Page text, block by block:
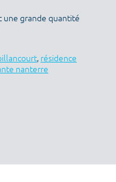
une grande quantité
, résidence
nanterre